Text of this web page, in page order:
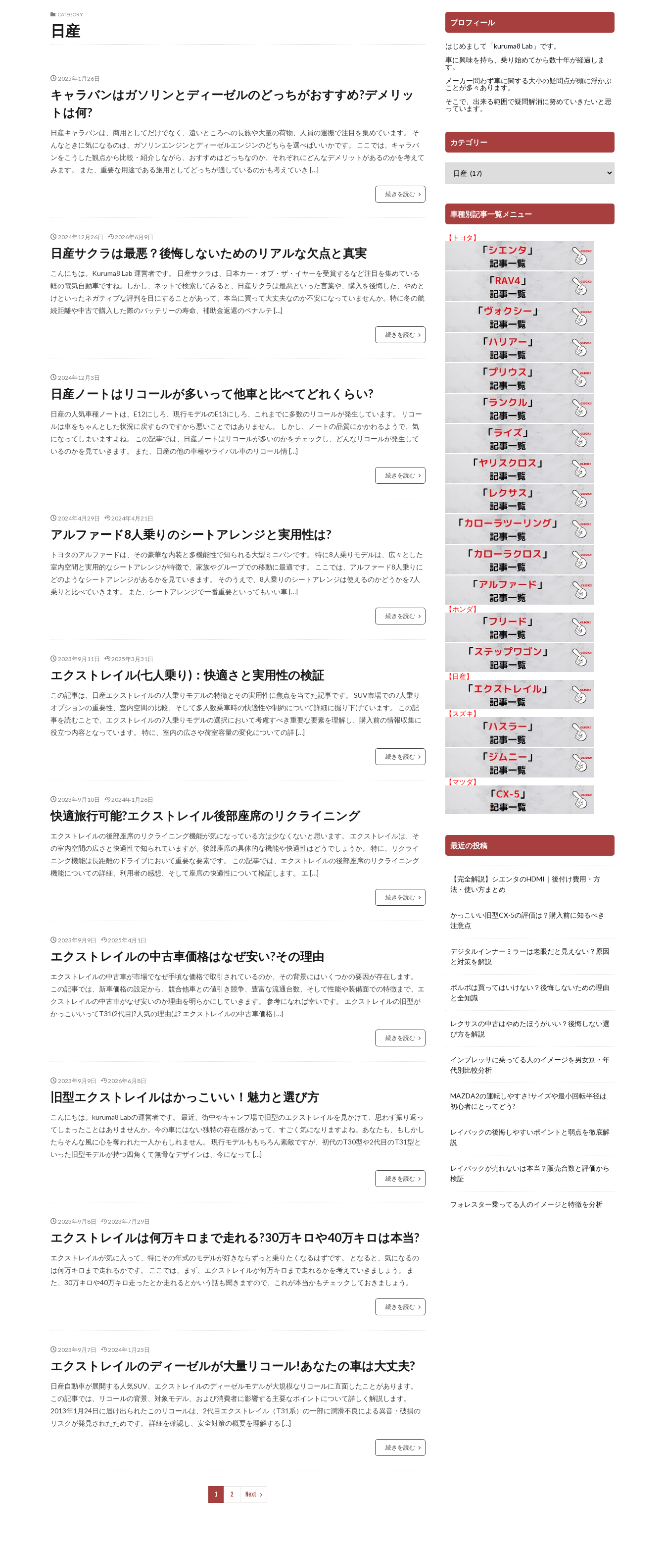
CATEGORY
日産
2025年1月26日
キャラバンはガソリンとディーゼルのどっちがおすすめ?デメリッ
トは何?
日産キャラバンは、商用としてだけでなく、遠いところへの長旅や大量の荷物、人員の運搬で注目を集めています。 そ
んなときに気になるのは、ガソリンエンジンとディーゼルエンジンのどちらを選べばいいかです。 ここでは、キャラバ
ンをこうした観点から比較・紹介しながら、おすすめはどっちなのか、それぞれにどんなデメリットがあるのかを考えて
みます。 また、重要な用途である旅用としてどっちが適しているのかも考えていき […]
続きを読む
2024年12月26日 2026年6月9日
日産サクラは最悪？後悔しないためのリアルな欠点と真実
こんにちは。Kuruma8 Lab 運営者です。 日産サクラは、日本カー・オブ・ザ・イヤーを受賞するなど注目を集めている
軽の電気自動車ですね。しかし、ネットで検索してみると、日産サクラは最悪といった言葉や、購入を後悔した、やめと
けといったネガティブな評判を目にすることがあって、本当に買って大丈夫なのか不安になっていませんか。特に冬の航
続距離や中古で購入した際のバッテリーの寿命、補助金返還のペナルテ […]
続きを読む
2024年12月3日
日産ノートはリコールが多いって他車と比べてどれくらい?
日産の人気車種ノートは、E12にしろ、現行モデルのE13にしろ、これまでに多数のリコールが発生しています。 リコー
ルは車をちゃんとした状況に戻すものですから悪いことではありません。 しかし、ノートの品質にかかわるようで、気
になってしまいますよね。 この記事では、日産ノートはリコールが多いのかをチェックし、どんなリコールが発生して
いるのかを見ていきます。 また、日産の他の車種やライバル車のリコール情 […]
続きを読む
2024年4月29日 2024年4月21日
アルファード8人乗りのシートアレンジと実用性は?
トヨタのアルファードは、その豪華な内装と多機能性で知られる大型ミニバンです。 特に8人乗りモデルは、広々とした
室内空間と実用的なシートアレンジが特徴で、家族やグループでの移動に最適です。 ここでは、アルファード8人乗りに
どのようなシートアレンジがあるかを見ていきます。 そのうえで、8人乗りのシートアレンジは使えるのかどうかを7人
乗りと比べていきます。 また、シートアレンジで一番重要といってもいい車 […]
続きを読む
2023年9月11日 2025年3月31日
エクストレイル(七人乗り)：快適さと実用性の検証
この記事は、日産エクストレイルの7人乗りモデルの特徴とその実用性に焦点を当てた記事です。 SUV市場での7人乗り
オプションの重要性、室内空間の比較、そして多人数乗車時の快適性や制約について詳細に掘り下げています。 この記
事を読むことで、エクストレイルの7人乗りモデルの選択において考慮すべき重要な要素を理解し、購入前の情報収集に
役立つ内容となっています。 特に、室内の広さや荷室容量の変化についての詳 […]
続きを読む
2023年9月10日 2024年1月26日
快適旅行可能?エクストレイル後部座席のリクライニング
エクストレイルの後部座席のリクライニング機能が気になっている方は少なくないと思います。 エクストレイルは、そ
の室内空間の広さと快適性で知られていますが、後部座席の具体的な機能や快適性はどうでしょうか。 特に、リクライ
ニング機能は長距離のドライブにおいて重要な要素です。 この記事では、エクストレイルの後部座席のリクライニング
機能についての詳細、利用者の感想、そして座席の快適性について検証します。 エ […]
続きを読む
2023年9月9日 2025年4月1日
エクストレイルの中古車価格はなぜ安い?その理由
エクストレイルの中古車が市場でなぜ手頃な価格で取引されているのか、その背景にはいくつかの要因が存在します。
この記事では、新車価格の設定から、競合他車との値引き競争、豊富な流通台数、そして性能や装備面での特徴まで、エ
クストレイルの中古車がなぜ安いのか理由を明らかにしていきます。 参考になれば幸いです。 エクストレイルの旧型が
かっこいいってT31(2代目)?人気の理由は? エクストレイルの中古車価格 […]
続きを読む
2023年9月9日 2026年6月8日
旧型エクストレイルはかっこいい！魅力と選び方
こんにちは。kuruma8 Labの運営者です。 最近、街中やキャンプ場で旧型のエクストレイルを見かけて、思わず振り返っ
てしまったことはありませんか。今の車にはない独特の存在感があって、すごく気になりますよね。あなたも、もしかし
たらそんな風に心を奪われた一人かもしれません。 現行モデルももちろん素敵ですが、初代のT30型や2代目のT31型と
いった旧型モデルが持つ四角くて無骨なデザインは、今になって […]
続きを読む
2023年9月8日 2023年7月29日
エクストレイルは何万キロまで走れる?30万キロや40万キロは本当?
エクストレイルが気に入って、特にその年式のモデルが好きならずっと乗りたくなるはずです。 となると、気になるの
は何万キロまで走れるかです。 ここでは、まず、エクストレイルが何万キロまで走れるかを考えていきましょう。 ま
た、30万キロや40万キロ走ったとか走れるとかいう話も聞きますので、これが本当かもチェックしておきましょう。
続きを読む
2023年9月7日 2024年1月25日
エクストレイルのディーゼルが大量リコール!あなたの車は大丈夫?
日産自動車が展開する人気SUV、エクストレイルのディーゼルモデルが大規模なリコールに直面したことがあります。
この記事では、リコールの背景、対象モデル、および消費者に影響する主要なポイントについて詳しく解説します。
2013年1月24日に届け出られたこのリコールは、2代目エクストレイル（T31系）の一部に潤滑不良による異音・破損の
リスクが発見されたためです。 詳細を確認し、安全対策の概要を理解する […]
続きを読む
1 2 Next
プロフィール
はじめまして「kuruma8 Lab」です。
車に興味を持ち、乗り始めてから数十年が経過しま
す。
メーカー問わず車に関する大小の疑問点が頭に浮かぶ
ことが多々あります。
そこで、出来る範囲で疑問解消に努めていきたいと思
っています。
カテゴリー
車種別記事一覧メニュー
【トヨタ】
【ホンダ】
【日産】
【スズキ】
【マツダ】
最近の投稿
【完全解説】シエンタのHDMI｜後付け費用・方
法・使い方まとめ
かっこいい旧型CX-5の評価は？購入前に知るべき
注意点
デジタルインナーミラーは老眼だと見えない？原因
と対策を解説
ボルボは買ってはいけない？後悔しないための理由
と全知識
レクサスの中古はやめたほうがいい？後悔しない選
び方を解説
インプレッサに乗ってる人のイメージを男女別・年
代別比較分析
MAZDA2の運転しやすさ!サイズや最小回転半径は
初心者にとってどう?
レイバックの後悔しやすいポイントと弱点を徹底解
説
レイバックが売れないは本当？販売台数と評価から
検証
フォレスター乗ってる人のイメージと特徴を分析